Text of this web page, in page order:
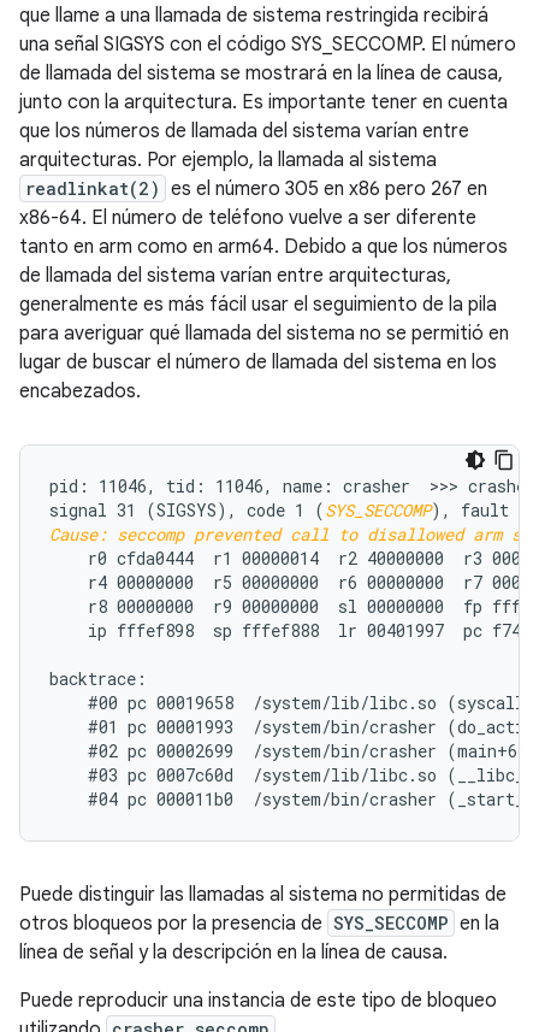
que llame a una llamada de sistema restringida recibirá
una señal SIGSYS con el código SYS_SECCOMP. El número
de llamada del sistema se mostrará en la línea de causa,
junto con la arquitectura. Es importante tener en cuenta
que los números de llamada del sistema varían entre
arquitecturas. Por ejemplo, la llamada al sistema
readlinkat(2) es el número 305 en x86 pero 267 en
x86-64. El número de teléfono vuelve a ser diferente
tanto en arm como en arm64. Debido a que los números
de llamada del sistema varían entre arquitecturas,
generalmente es más fácil usar el seguimiento de la pila
para averiguar qué llamada del sistema no se permitió en
lugar de buscar el número de llamada del sistema en los
encabezados.
pid: 11046, tid: 11046, name: crasher  >>> crasher
signal 31 (SIGSYS), code 1 (SYS_SECCOMP
Cause: seccomp prevented call to disallowed arm
r0 cfda0444  r1 00000014  r2 40000000  r3
r4 00000000  r5 00000000  r6 00000000  r7
r8 00000000  r9 00000000  sl 00000000  fp
ip fffef898  sp fffef888  lr 00401997  pc
backtrace:
#00 pc 00019658  /system/lib/libc.so
#01 pc 00001993  /system/bin/crasher
    #02 pc 00002699  /system/bin/crasher (main+68)
#03 pc 0007c60d  /system/lib/libc.so
Puede distinguir las llamadas al sistema no permitidas de
otros bloqueos por la presencia de SYS_SECCOMP en la
línea de señal y la descripción en la línea de causa.
Puede reproducir una instancia de este tipo de bloqueo